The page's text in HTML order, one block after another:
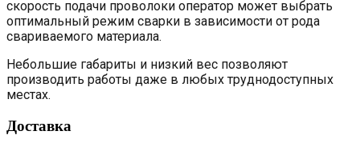
скорость подачи проволоки оператор может выбрать
оптимальный режим сварки в зависимости от рода
свариваемого материала.
Небольшие габариты и низкий вес позволяют
производить работы даже в любых труднодоступных
местах.
Доставка